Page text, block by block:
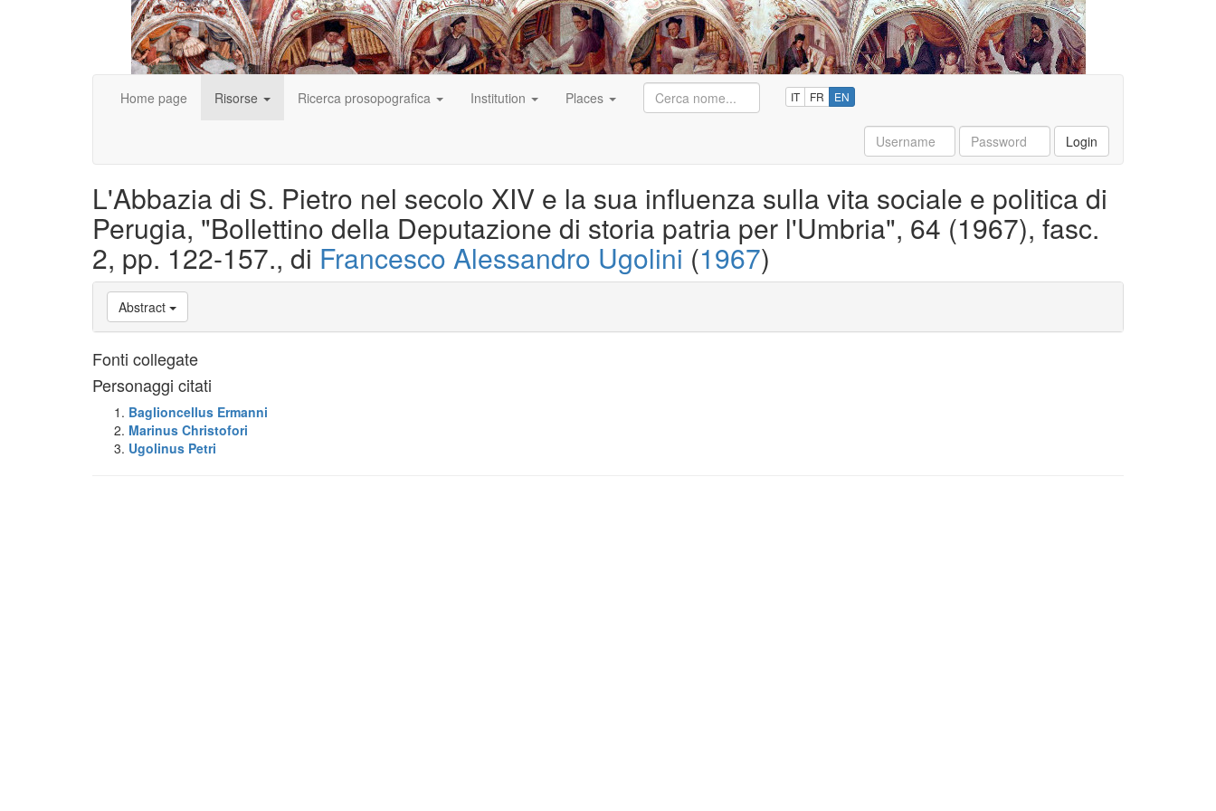
Home page Risorse Ricerca prosopografica Institution Places IT FR EN
Username Password Login
L'Abbazia di S. Pietro nel secolo XIV e la sua influenza sulla vita sociale e politica di
Perugia, "Bollettino della Deputazione di storia patria per l'Umbria", 64 (1967), fasc.
2, pp. 122-157., di Francesco Alessandro Ugolini (1967)
Abstract
Fonti collegate
Personaggi citati
Baglioncellus Ermanni
Marinus Christofori
Ugolinus Petri